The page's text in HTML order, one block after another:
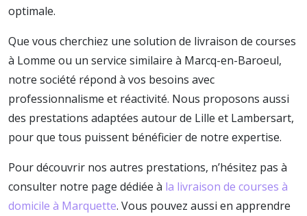
optimale.
Que vous cherchiez une solution de livraison de courses
à Lomme ou un service similaire à Marcq-en-Baroeul,
notre société répond à vos besoins avec
professionnalisme et réactivité. Nous proposons aussi
des prestations adaptées autour de Lille et Lambersart,
pour que tous puissent bénéficier de notre expertise.
Pour découvrir nos autres prestations, n’hésitez pas à
consulter notre page dédiée à la livraison de courses à
domicile à Marquette. Vous pouvez aussi en apprendre